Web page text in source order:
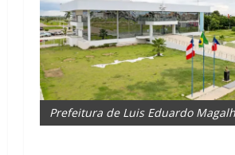
Prefeitura de Luis Eduardo